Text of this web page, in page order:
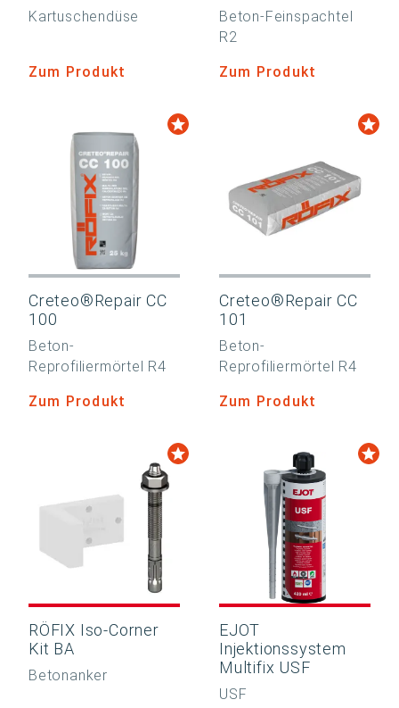
Kartuschendüse
Zum Produkt
Beton-Feinspachtel
R2
Zum Produkt
Creteo®Repair CC
100
Beton-
Reprofiliermörtel R4
Zum Produkt
Creteo®Repair CC
101
Beton-
Reprofiliermörtel R4
Zum Produkt
RÖFIX Iso-Corner
Kit BA
Betonanker
EJOT
Injektionssystem
Multifix USF
USF